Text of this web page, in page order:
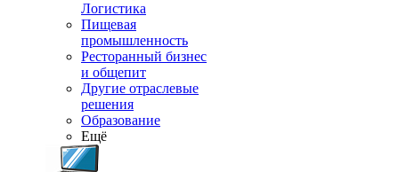
Логистика
Пищевая
промышленность
Ресторанный бизнес
и общепит
Другие отраслевые
решения
Образование
Ещё